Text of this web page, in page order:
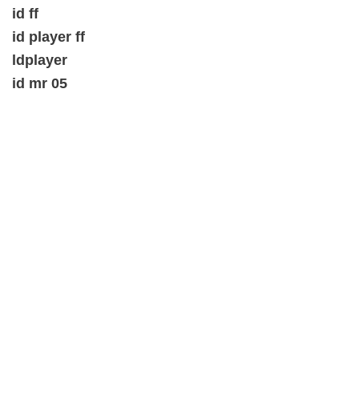
id ff
id player ff
ldplayer
id mr 05